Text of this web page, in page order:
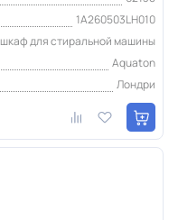
1A260503LH010
шкаф для стиральной машины
Aquaton
Лондри